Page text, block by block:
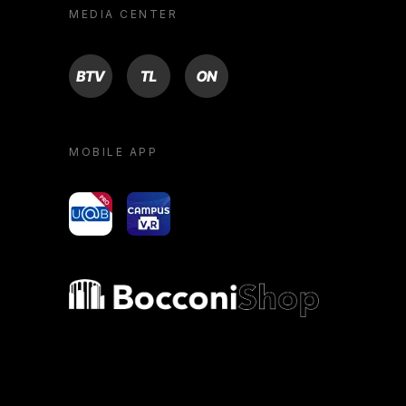
MEDIA CENTER
BTV TL ON
MOBILE APP
yoU@B Campus VR
Bocconi shop